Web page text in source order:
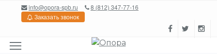
Перейтиinfo@opora-spb.ru
8 (812) 347-77-16
Заказать звонок